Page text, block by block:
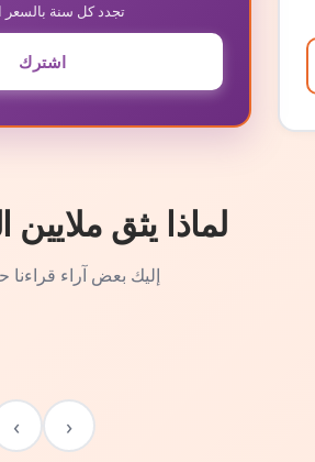
تجدد كل سنة بالسعر
اشترك
لماذا يثق ملايين
إليك بعض آراء قراءنا
‹
›